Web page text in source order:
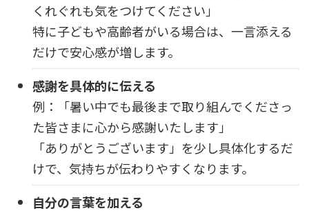
くれぐれも気をつけてください」
特に子どもや高齢者がいる場合は、一言添える
だけで安心感が増します。
感謝を具体的に伝える
例：「暑い中でも最後まで取り組んでくださっ
た皆さまに心から感謝いたします」
「ありがとうございます」を少し具体化するだ
けで、気持ちが伝わりやすくなります。
自分の言葉を加える